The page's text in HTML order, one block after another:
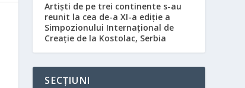
Artiști de pe trei continente s-au
reunit la cea de-a XI-a ediție a
Simpozionului Internațional de
Creație de la Kostolac, Serbia
SECȚIUNI